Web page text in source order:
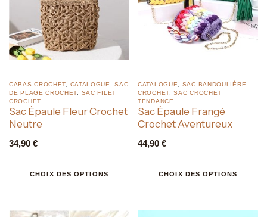
CABAS CROCHET CATALOGUE ,SAC
DE PLAGE CROCHET
SAC FILET
CROCHET
Sac Épaule Fleur Crochet
Neutre
34,90 €
CHOIX DES OPTIONS
CATALOGUE
SAC BANDOULIÈRE
CROCHET,SAC CROCHET
TENDANCE
Sac Épaule Frangé
Crochet Aventureux
44,90 €
CHOIX DES OPTIONS